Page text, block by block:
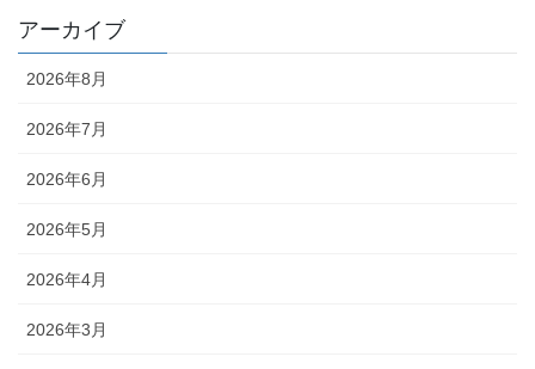
アーカイブ
2026年8月
2026年7月
2026年6月
2026年5月
2026年4月
2026年3月